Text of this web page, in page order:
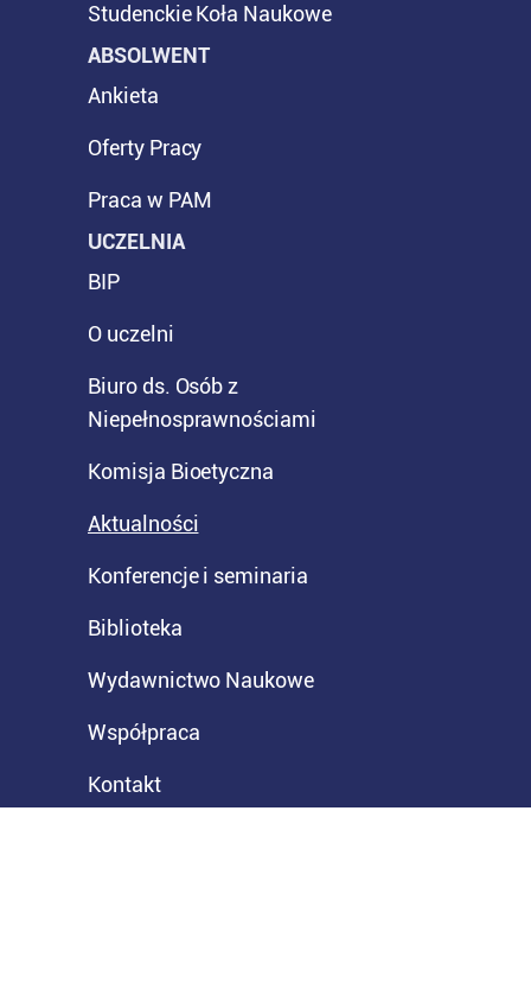
Studenckie Koła Naukowe
ABSOLWENT
Ankieta
Oferty Pracy
Praca w PAM
UCZELNIA
BIP
O uczelni
Biuro ds. Osób z
Niepełnosprawnościami
Komisja Bioetyczna
Aktualności
Konferencje i seminaria
Biblioteka
Wydawnictwo Naukowe
Współpraca
Kontakt